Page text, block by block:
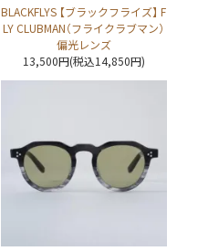
BLACKFLYS 【ブラックフライズ】 F
LY CLUBMAN（フライクラブマン）
偏光レンズ
13,500円(税込14,850円)